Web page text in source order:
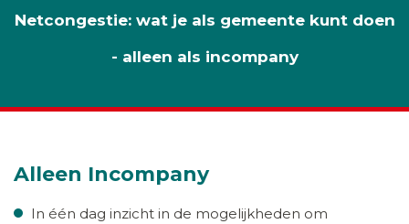
Netcongestie: wat je als gemeente kunt doen
- alleen als incompany
Alleen Incompany
In één dag inzicht in de mogelijkheden om